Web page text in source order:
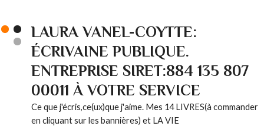
LAURA VANEL-COYTTE:
ÉCRIVAINE PUBLIQUE.
ENTREPRISE SIRET:884 135 807
00011 À VOTRE SERVICE
Ce que j'écris,ce(ux)que j'aime. Mes 14 LIVRES(à commander
en cliquant sur les bannières) et LA VIE